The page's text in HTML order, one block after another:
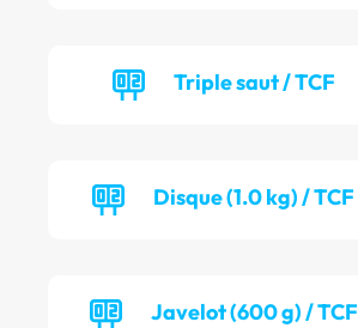
Triple saut / TCF
Disque (1.0 kg) / TCF
Javelot (600 g) / TCF